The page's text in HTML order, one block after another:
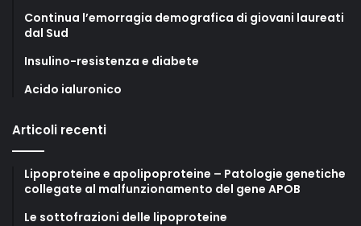
Continua l’emorragia demografica di giovani laureati
dal Sud
Insulino-resistenza e diabete
Acido ialuronico
Articoli recenti
Lipoproteine e apolipoproteine – Patologie genetiche
collegate al malfunzionamento del gene APOB
Le sottofrazioni delle lipoproteine